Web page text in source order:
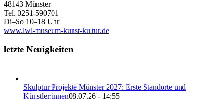
48143 Münster
Tel. 0251-590701
Di–So 10–18 Uhr
www.lwl-museum-kunst-kultur.de
letzte Neuigkeiten
Skulptur Projekte Münster 2027: Erste Standorte und
Künstler:innen08.07.26 - 14:55